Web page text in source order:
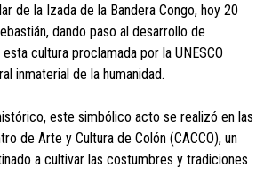
de la Izada de la Bandera Congo, hoy 20
dando paso al desarrollo de
cultura proclamada por la UNESCO
inmaterial de la humanidad.
este simbólico acto se realizó en las
de Arte y Cultura de Colón (CACCO), un
a cultivar las costumbres y tradiciones